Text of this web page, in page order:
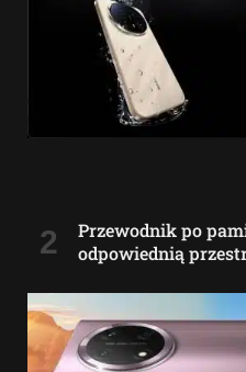
Przewodnik po
odpowiednią